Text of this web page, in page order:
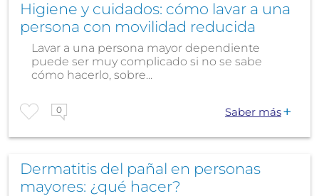
Higiene y cuidados: cómo lavar a una
persona con movilidad reducida
Lavar a una persona mayor dependiente
puede ser muy complicado si no se sabe
cómo hacerlo, sobre...
0 Saber más
Dermatitis del pañal en personas
mayores: ¿qué hacer?